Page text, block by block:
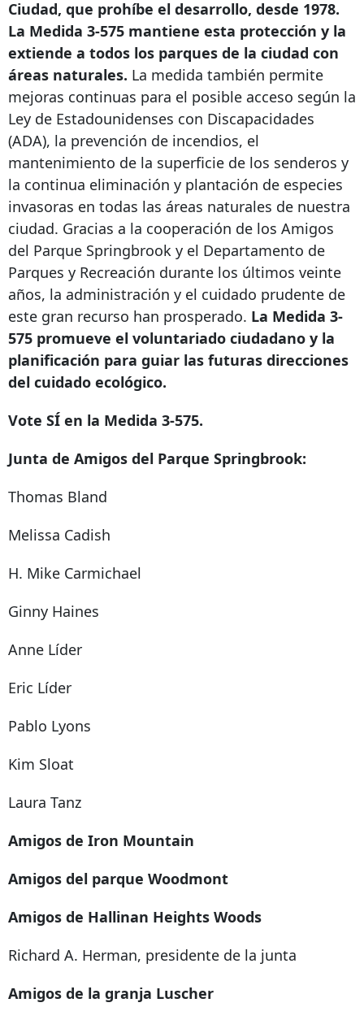
Ciudad, que prohíbe el desarrollo, desde 1978.
La Medida 3-575 mantiene esta protección y la
extiende a todos los parques de la ciudad con
áreas naturales. La medida también permite
mejoras continuas para el posible acceso según la
Ley de Estadounidenses con Discapacidades
(ADA), la prevención de incendios, el
mantenimiento de la superficie de los senderos y
la continua eliminación y plantación de especies
invasoras en todas las áreas naturales de nuestra
ciudad. Gracias a la cooperación de los Amigos
del Parque Springbrook y el Departamento de
Parques y Recreación durante los últimos veinte
años, la administración y el cuidado prudente de
este gran recurso han prosperado. La Medida 3-
575 promueve el voluntariado ciudadano y la
planificación para guiar las futuras direcciones
del cuidado ecológico.
Vote SÍ en la Medida 3-575.
Junta de Amigos del Parque Springbrook:
Thomas Bland
Melissa Cadish
H. Mike Carmichael
Ginny Haines
Anne Líder
Eric Líder
Pablo Lyons
Kim Sloat
Laura Tanz
Amigos de Iron Mountain
Amigos del parque Woodmont
Amigos de Hallinan Heights Woods
Richard A. Herman, presidente de la junta
Amigos de la granja Luscher